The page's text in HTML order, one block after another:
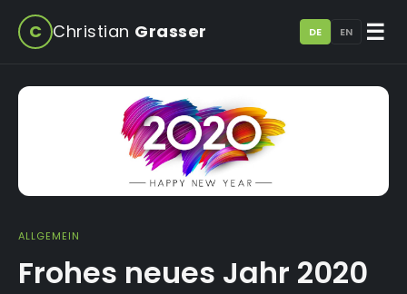
C Christian Grasser DE EN ☰
ALLGEMEIN
Frohes neues Jahr 2020